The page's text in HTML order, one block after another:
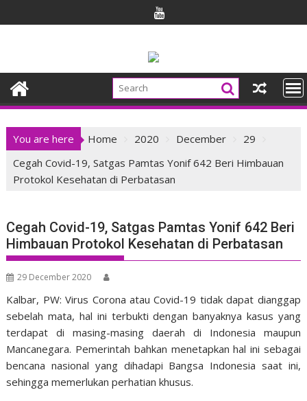
to
You are here Home 2020 December
29
Cegah Covid-19, Satgas Pamtas Yonif 642 Beri Himbauan
Protokol Kesehatan di Perbatasan
Cegah Covid-19, Satgas Pamtas Yonif 642 Beri
Himbauan Protokol Kesehatan di Perbatasan
29 December 2020
Kalbar, PW: Virus Corona atau Covid-19 tidak dapat dianggap
sebelah mata, hal ini terbukti dengan banyaknya kasus yang
terdapat di masing-masing daerah di Indonesia maupun
Mancanegara. Pemerintah bahkan menetapkan hal ini sebagai
bencana nasional yang dihadapi Bangsa Indonesia saat ini,
sehingga memerlukan perhatian khusus.